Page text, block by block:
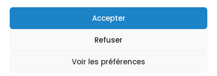
Accepter
Refuser
Voir les préférences
Je m'abonne